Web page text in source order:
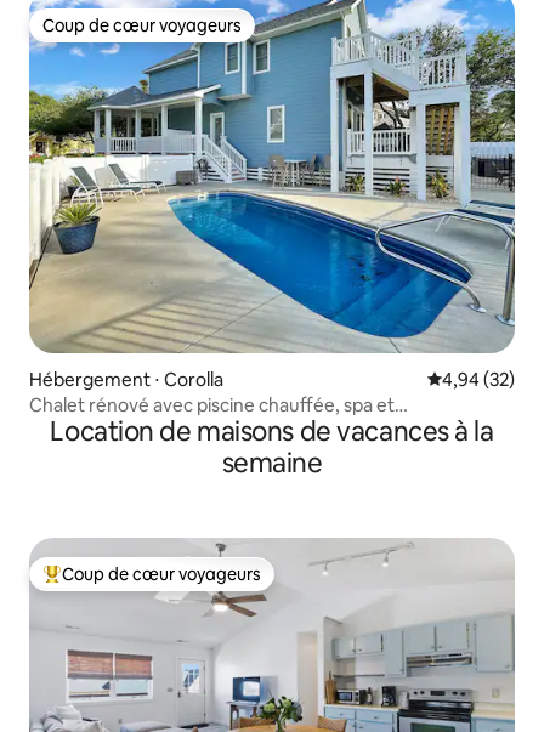
Coup de cœur voyageurs
Coup de cœur voyageurs
Hébergement ⋅ Corolla Évaluation
4,94 (32)
Chalet rénové avec piscine chauffée, spa et
équipements !
Location de maisons de vacances à la
semaine
Coups de cœur voyageurs les plus appréciés
Coup de cœur voyageurs